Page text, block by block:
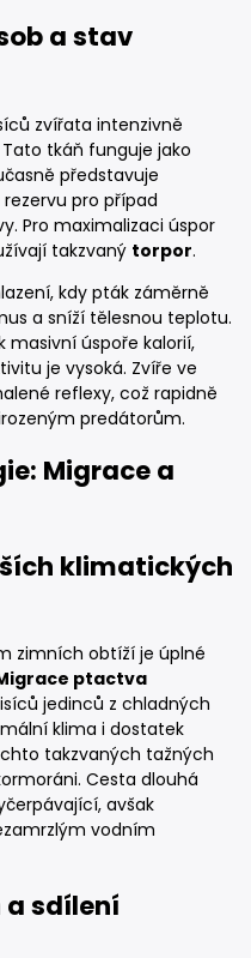
a stav
zvířata intenzivně
tkáň funguje jako
představuje
pro případ
Pro maximalizaci úspor
takzvaný torpor.
kdy pták záměrně
a sníží tělesnou teplotu.
úspoře kalorií,
je vysoká. Zvíře ve
reflexy, což rapidně
predátorům.
Migrace a
klimatických
zimních obtíží je úplné
ptactva
jedinců z chladných
klima i dostatek
takzvaných tažných
Cesta dlouhá
avšak
vodním
a sdílení